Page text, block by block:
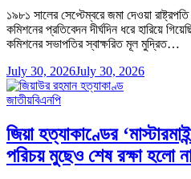
১৯৮১ সালের সেপ্টেম্বরে জমা দেওয়া
কমিশনের প্রতিবেদন দীর্ঘদিন ধরে হারিয়ে
কমিশনের সভাপতির স্বাক্ষরিত মূল মুদ্রিত…
July 30, 2026July 30, 2026
জাতীয়বিএনপি
জিয়া হত্যাকাণ্ডের
পরিচয় মুছেও শেষ রক্ষা হলো